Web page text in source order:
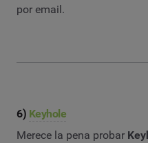
por email.
6) Keyhole
Merece la pena probar